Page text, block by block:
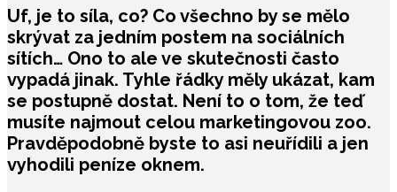
Uf, je to síla, co? Co všechno by se mělo
skrývat za jedním postem na sociálních
sítích… Ono to ale ve skutečnosti často
vypadá jinak. Tyhle řádky měly ukázat, kam
se postupně dostat. Není to o tom, že teď
musíte najmout celou marketingovou zoo.
Pravděpodobně byste to asi neuřídili a jen
vyhodili peníze oknem.